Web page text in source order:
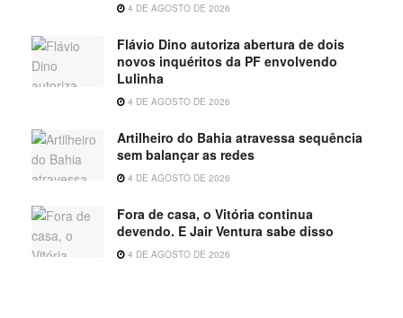
4 DE AGOSTO DE 2026
Flávio Dino autoriza abertura de dois
novos inquéritos da PF envolvendo
Lulinha
4 DE AGOSTO DE 2026
Artilheiro do Bahia atravessa sequência
sem balançar as redes
4 DE AGOSTO DE 2026
Fora de casa, o Vitória continua
devendo. E Jair Ventura sabe disso
4 DE AGOSTO DE 2026